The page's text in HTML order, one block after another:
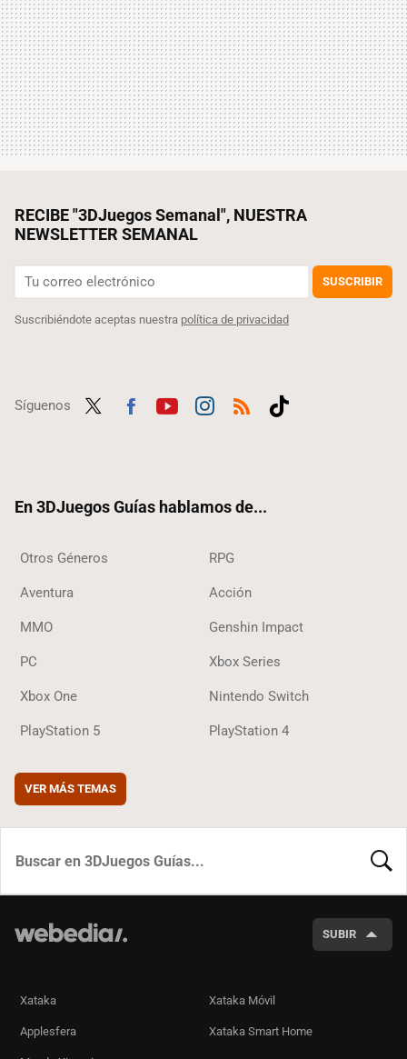
RECIBE "3DJuegos Semanal", NUESTRA
NEWSLETTER SEMANAL
SUSCRIBIR
Suscribiéndote aceptas nuestra política de privacidad
Síguenos
En 3DJuegos Guías hablamos de...
Otros Géneros RPG
Aventura Acción
MMO Genshin Impact
PC Xbox Series
Xbox One Nintendo Switch
PlayStation 5 PlayStation 4
VER MÁS TEMAS
SUBIR
Xataka Xataka Móvil
Applesfera Xataka Smart Home